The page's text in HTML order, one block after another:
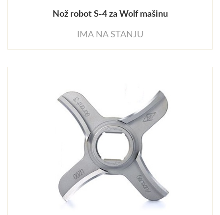
Nož robot S-4 za Wolf mašinu
IMA NA STANJU